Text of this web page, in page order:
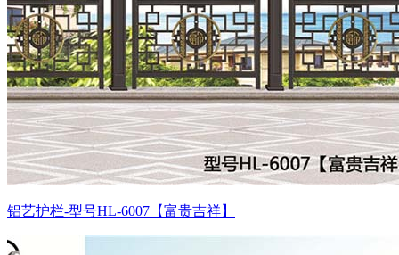
铝艺护栏-型号HL-6007【富贵吉祥】